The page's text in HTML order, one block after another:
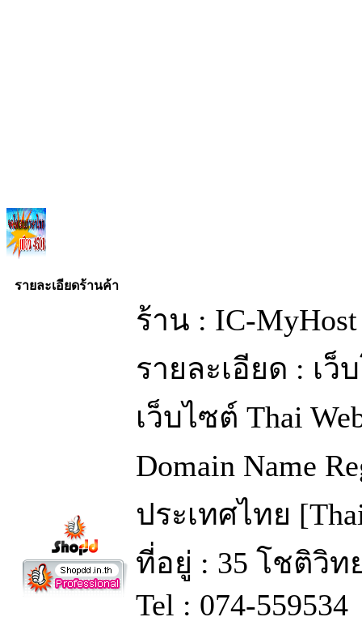
รายละเอียดร้านค้า
ร้าน : IC-MyHost
รายละเอียด : เ
เว็บไซต์ Thai
Domain Name
ประเทศไทย
ที่อยู่ : 35 โชติวิท
Tel : 074-559534